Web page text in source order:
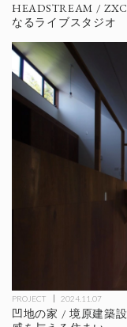
HEADSTREAM /
なるライブスタジオ
PROJECT 2024.11.07
凹地の家 / 境原建築